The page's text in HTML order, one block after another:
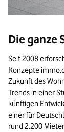
Die ganze
Seit 2008
Konzepte
Zukunft des
Trends in einer
künftigen
einer für
rund 2.200